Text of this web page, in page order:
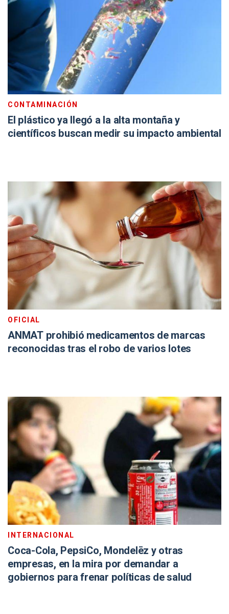
CONTAMINACIÓN
El plástico ya llegó a la alta montaña y
científicos buscan medir su impacto ambiental
OFICIAL
ANMAT prohibió medicamentos de marcas
reconocidas tras el robo de varios lotes
INTERNACIONAL
Coca-Cola, PepsiCo, Mondelēz y otras
empresas, en la mira por demandar a
gobiernos para frenar políticas de salud